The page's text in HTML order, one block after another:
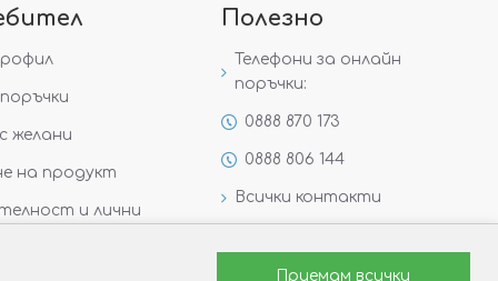
желани
на продукт
и лични
Полезно
Телефони за онлайн
поръчки:
0888 870 173
0888 806 144
Всички контакти
Защо да изберете Victoria
Приемам всички